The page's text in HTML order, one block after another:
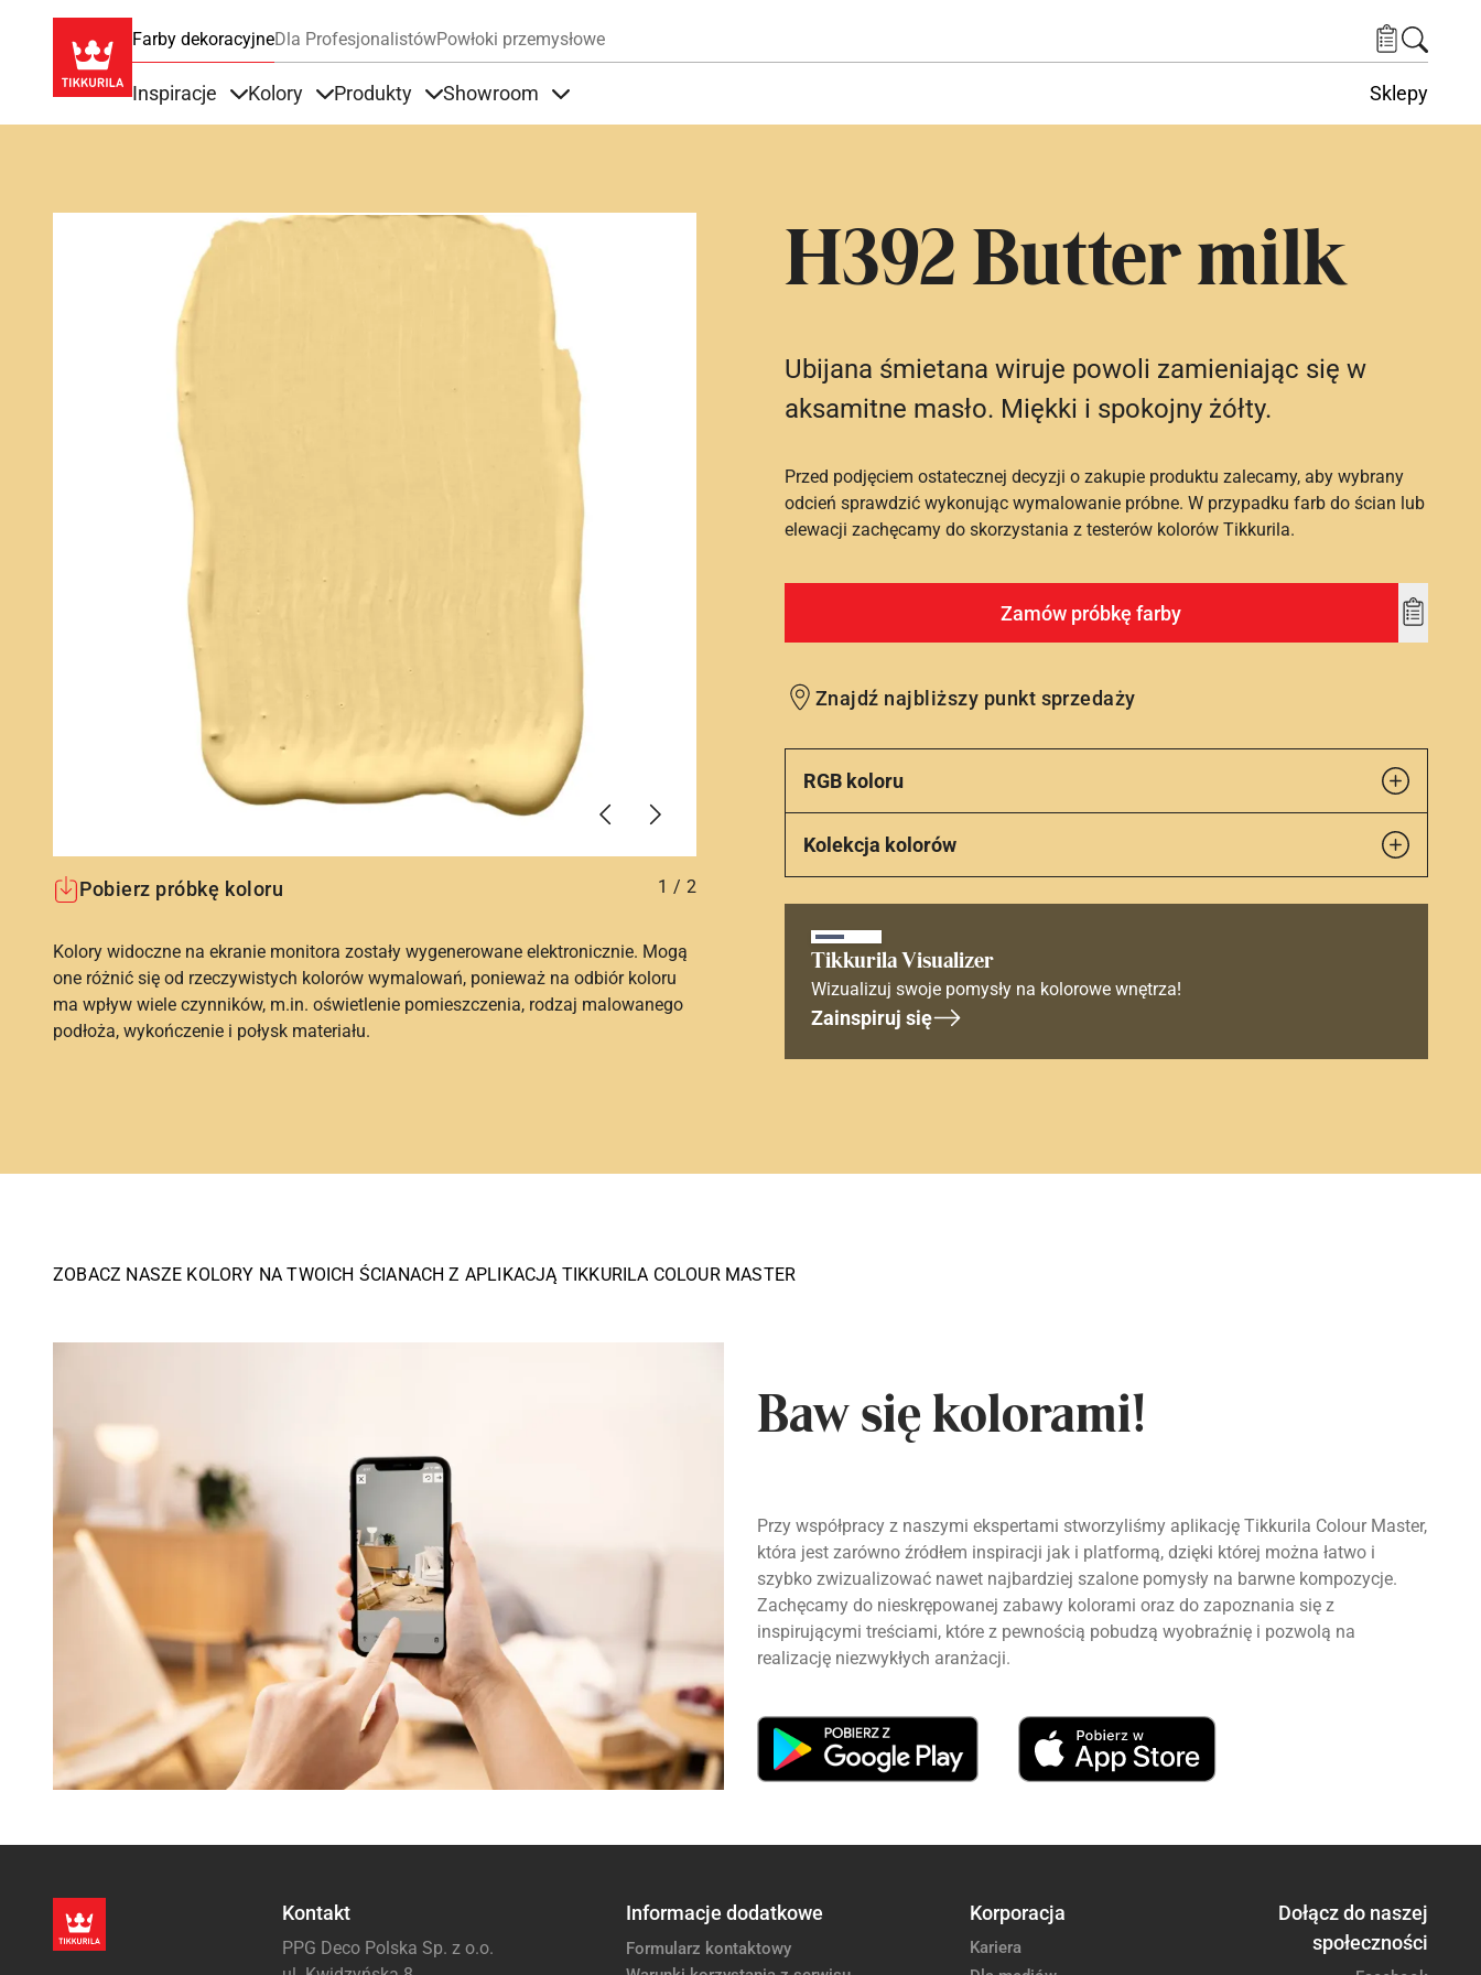
Farby dekoracyjneDla ProfesjonalistówPowłoki przemysłowe
Inspiracje Kolory Produkty Showroom Sklepy
H392 Butter milk
Poprzednie
Dalej
Pobierz próbkę koloru 1 / 2
Kolory widoczne na ekranie monitora zostały wygenerowane elektronicznie. Mogą
one różnić się od rzeczywistych kolorów wymalowań, ponieważ na odbiór koloru
ma wpływ wiele czynników, m.in. oświetlenie pomieszczenia, rodzaj malowanego
podłoża, wykończenie i połysk materiału.
Ubijana śmietana wiruje powoli zamieniając się w
aksamitne masło. Miękki i spokojny żółty.
Przed podjęciem ostatecznej decyzji o zakupie produktu zalecamy, aby wybrany
odcień sprawdzić wykonując wymalowanie próbne. W przypadku farb do ścian lub
elewacji zachęcamy do skorzystania z testerów kolorów Tikkurila.
Zamów próbkę farby
Add
Znajdź najbliższy punkt sprzedaży
RGB koloru
Kolekcja kolorów
Tikkurila Visualizer
Wizualizuj swoje pomysły na kolorowe wnętrza!
Zainspiruj się
ZOBACZ NASZE KOLORY NA TWOICH ŚCIANACH Z APLIKACJĄ TIKKURILA COLOUR MASTER
Baw się kolorami!
Przy współpracy z naszymi ekspertami stworzyliśmy aplikację Tikkurila Colour Master,
która jest zarówno źródłem inspiracji jak i platformą, dzięki której można łatwo i
szybko zwizualizować nawet najbardziej szalone pomysły na barwne kompozycje.
Zachęcamy do nieskrępowanej zabawy kolorami oraz do zapoznania się z
inspirującymi treściami, które z pewnością pobudzą wyobraźnię i pozwolą na
realizację niezwykłych aranżacji.
Kontakt
PPG Deco Polska Sp. z o.o.
Informacje dodatkowe
Formularz kontaktowy
Korporacja
Kariera
Dołącz do naszej
społeczności